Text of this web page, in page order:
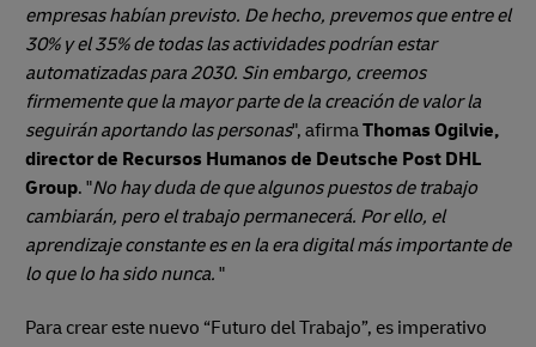
empresas habían previsto. De hecho, prevemos que entre el
30% y el 35% de todas las actividades podrían estar
automatizadas para 2030. Sin embargo, creemos
firmemente que la mayor parte de la creación de valor la
seguirán aportando las personas", afirmaThomas Ogilvie,
director de Recursos Humanos de Deutsche Post DHL
Group. "No hay duda de que algunos puestos de trabajo
cambiarán, pero el trabajo permanecerá. Por ello, el
aprendizaje constante es en la era digital más importante de
lo que lo ha sido nunca. "
Para crear este nuevo “Futuro del Trabajo”, es imperativo